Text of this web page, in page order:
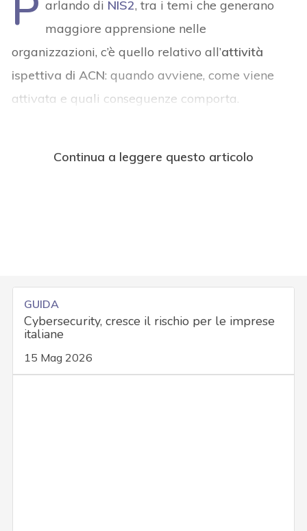
arlando di NIS2, tra i temi che generano
maggiore apprensione nelle
organizzazioni, c’è quello relativo all’attività
ispettiva di ACN: quando avviene, come viene
attivata e quali conseguenze comporta.
Continua a leggere questo articolo
GUIDA
Cybersecurity, cresce il rischio per le imprese
italiane
15 Mag 2026